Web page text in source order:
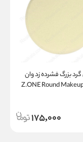
گرد بزرگ فشرده زد وان
Z.ONE Round
175,000